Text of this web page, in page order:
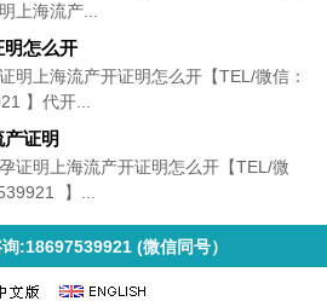
上海流产...
明怎么开
明上海流产开证明怎么开【TEL/微信：
】代开...
证明
证明上海流产开证明怎么开【TEL/微
】...
:18697539921 (微信同号）